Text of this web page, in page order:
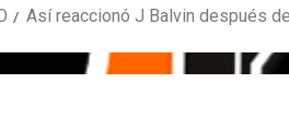
Así reaccionó J Balvin después